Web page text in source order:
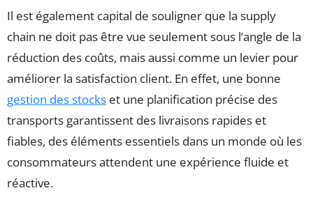
Il est également capital de souligner que la supply
chain ne doit pas être vue seulement sous l’angle de la
réduction des coûts, mais aussi comme un levier pour
améliorer la satisfaction client. En effet, une bonne
gestion des stocks et une planification précise des
transports garantissent des livraisons rapides et
fiables, des éléments essentiels dans un monde où les
consommateurs attendent une expérience fluide et
réactive.